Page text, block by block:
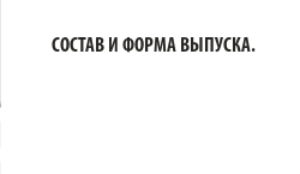
СОСТАВ И ФОРМА ВЫПУСКА.